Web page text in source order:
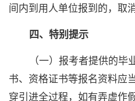
间内到用人单位报到的，取
四、特别提示
（一）报考者提供的毕
书、资格证书等报名资料应
穿引进全过程，如有弄虚作